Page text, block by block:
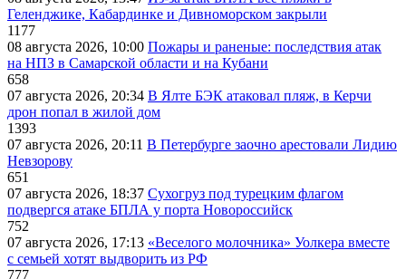
Геленджике, Кабардинке и Дивноморском закрыли
1177
08 августа 2026, 10:00 Пожары и раненые: последствия атак
на НПЗ в Самарской области и на Кубани
658
07 августа 2026, 20:34 В Ялте БЭК атаковал пляж, в Керчи
дрон попал в жилой дом
1393
07 августа 2026, 20:11 В Петербурге заочно арестовали Лидию
Невзорову
651
07 августа 2026, 18:37 Сухогруз под турецким флагом
подвергся атаке БПЛА у порта Новороссийск
752
07 августа 2026, 17:13 «Веселого молочника» Уолкера вместе
с семьей хотят выдворить из РФ
777